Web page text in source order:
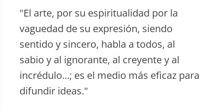
"El arte, por su espiritualidad por la
vaguedad de su expresión, siendo
sentido y sincero, habla a todos, al
sabio y al ignorante, al creyente y al
incrédulo...; es el medio más eficaz para
difundir ideas."